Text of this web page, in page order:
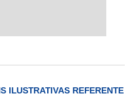
ILUSTRATIVAS REFERENTE